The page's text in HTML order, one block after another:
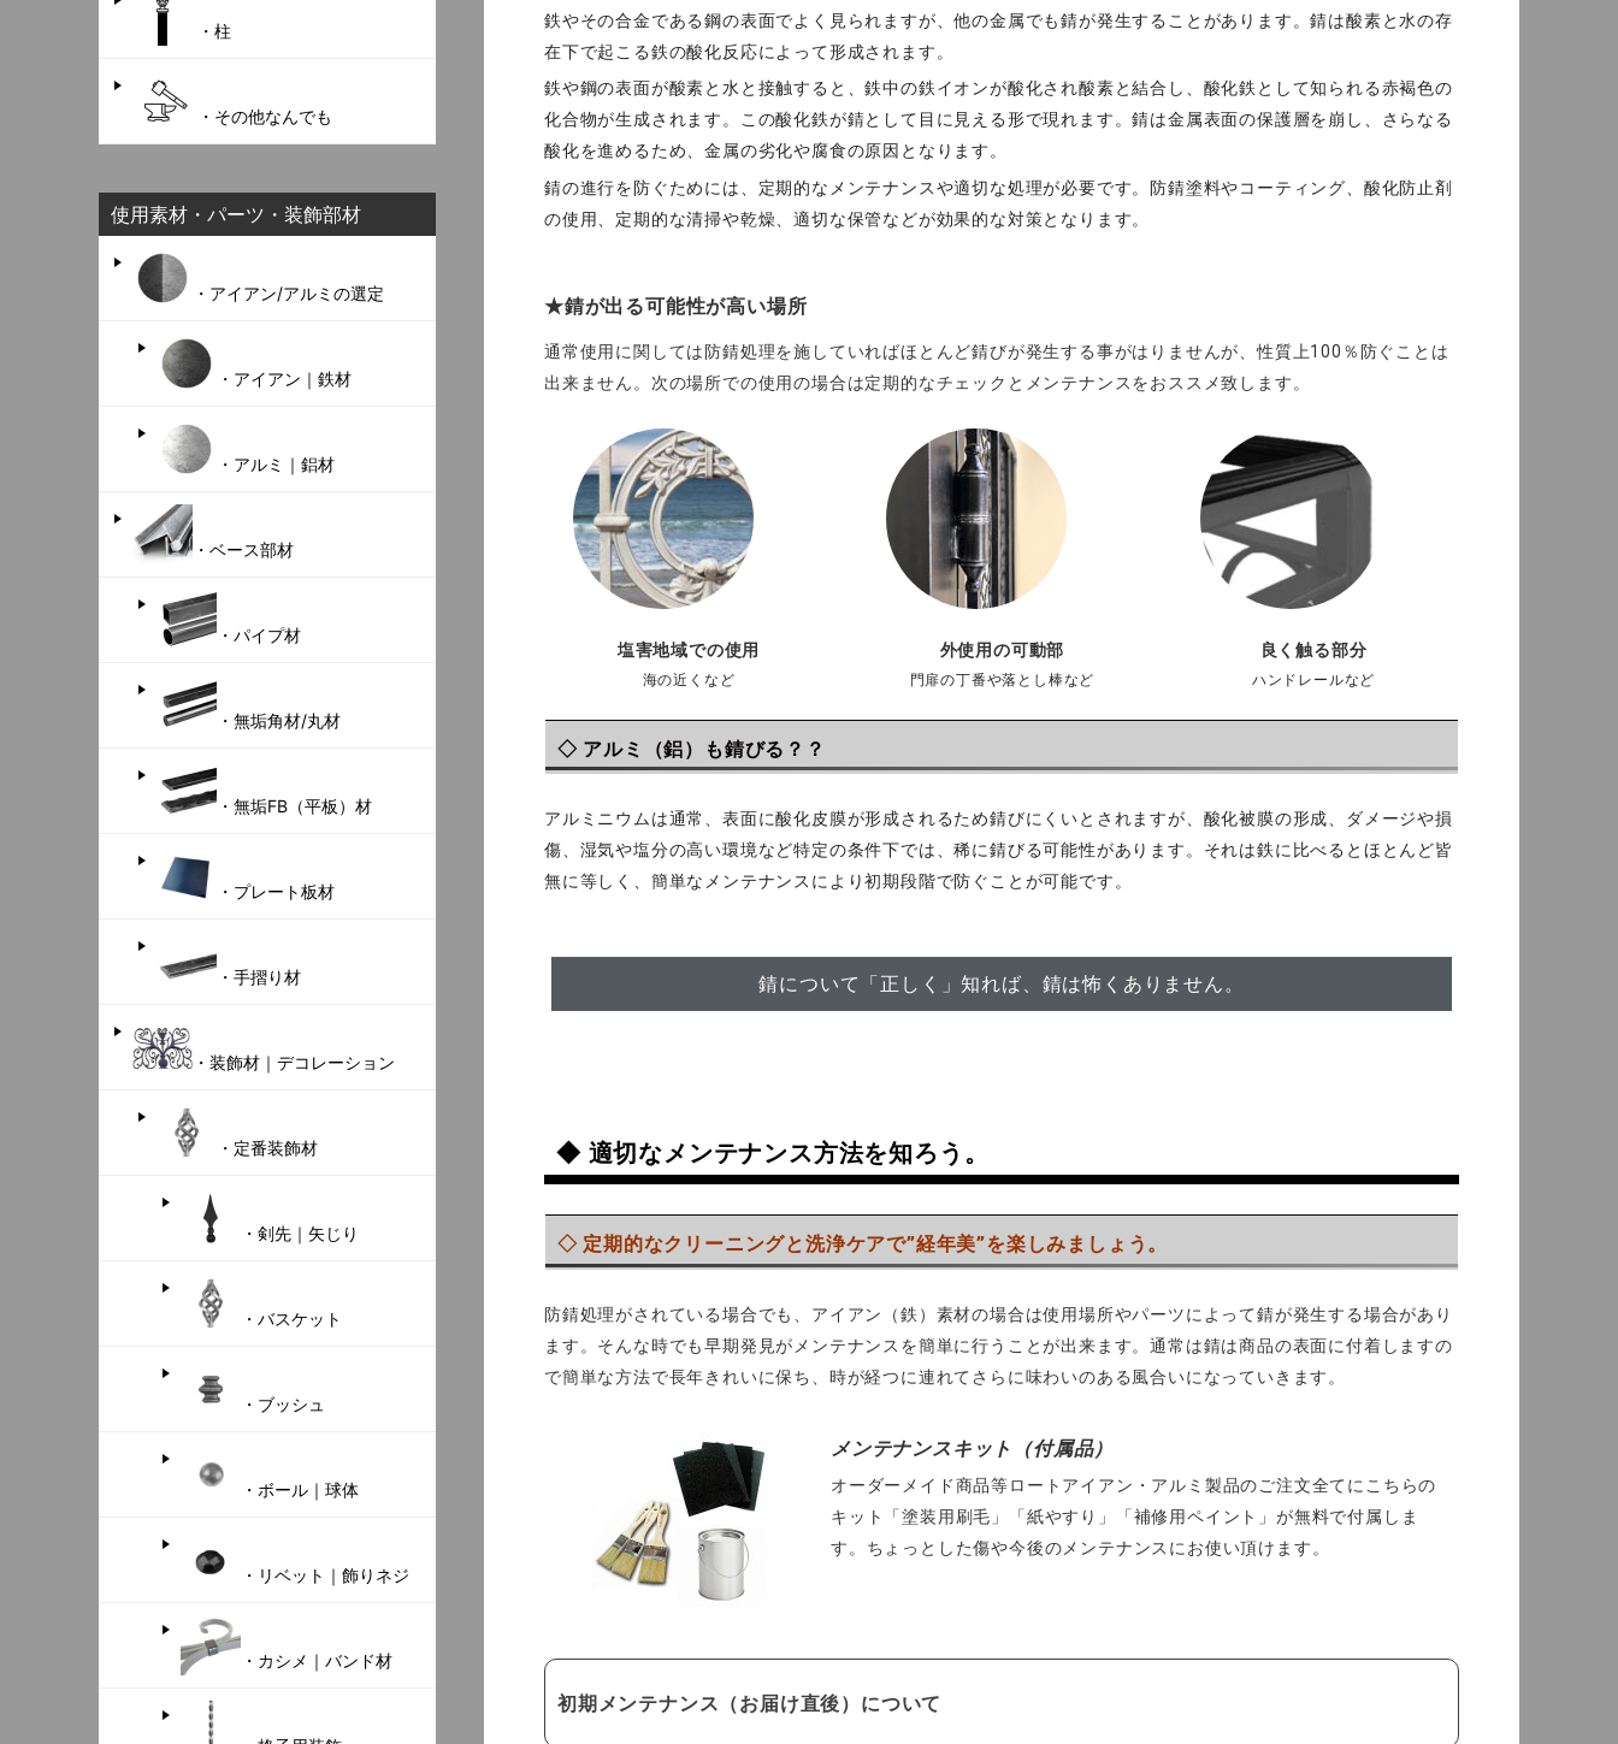
鉄やその合金である鋼の表面でよく見られますが、他の金属でも錆が発生することがあります。錆は酸素と水の存
在下で起こる鉄の酸化反応によって形成されます。
鉄や鋼の表面が酸素と水と接触すると、鉄中の鉄イオンが酸化され酸素と結合し、酸化鉄として知られる赤褐色の
化合物が生成されます。この酸化鉄が錆として目に見える形で現れます。錆は金属表面の保護層を崩し、さらなる
酸化を進めるため、金属の劣化や腐食の原因となります。
錆の進行を防ぐためには、定期的なメンテナンスや適切な処理が必要です。防錆塗料やコーティング、酸化防止剤
の使用、定期的な清掃や乾燥、適切な保管などが効果的な対策となります。
★錆が出る可能性が高い場所
通常使用に関しては防錆処理を施していればほとんど錆びが発生する事がはりませんが、性質上100％防ぐことは
出来ません。次の場所での使用の場合は定期的なチェックとメンテナンスをおススメ致します。
塩害地域での使用
海の近くなど
外使用の可動部
門扉の丁番や落とし棒など
良く触る部分
ハンドレールなど
◇ アルミ（鋁）も錆びる？？
アルミニウムは通常、表面に酸化皮膜が形成されるため錆びにくいとされますが、酸化被膜の形成、ダメージや損
傷、湿気や塩分の高い環境など特定の条件下では、稀に錆びる可能性があります。それは鉄に比べるとほとんど皆
無に等しく、簡単なメンテナンスにより初期段階で防ぐことが可能です。
錆について「 正しく」知れば、錆は怖くありません。
◆ 適切なメンテナンス方法を知ろう。
◇ 定期的なクリーニングと洗浄ケアで”経年美”を楽しみましょう。
防錆処理がされている場合でも、アイアン（鉄）素材の場合は使用場所やパーツによって錆が発生する場合があり
ます。そんな時でも早期発見がメンテナンスを簡単に行うことが出来ます。通常は錆は商品の表面に付着しますの
で簡単な方法で長年きれいに保ち、時が経つに連れてさらに味わいのある風合いになっていきます。
メンテナンスキット（付属品）
オーダーメイド商品等ロートアイアン・アルミ製品のご注文全てにこちらの
キット「塗装用刷毛」「紙やすり」「補修用ペイント」が無料で付属しま
す。ちょっとした傷や今後のメンテナンスにお使い頂けます。
初期メンテナンス（お届け直後）について
・柱
・その他なんでも
使用素材・パーツ・装飾部材
・アイアン/アルミの選定
・アイアン｜鉄材
・アルミ｜鋁材
・ベース部材
・パイプ材
・無垢角材/丸材
・無垢FB（平板）材
・プレート板材
・手摺り材
・装飾材｜デコレーション
・定番装飾材
・剣先｜矢じり
・バスケット
・ブッシュ
・ボール｜球体
・リベット｜飾りネジ
・カシメ｜バンド材